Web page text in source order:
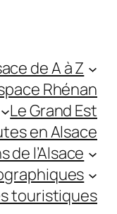
de A à Z
Rhénan
Le Grand Est
en Alsace
de l’Alsace
touristiques